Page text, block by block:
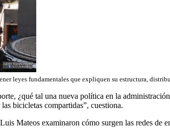
leyes fundamentales que expliquen su estructura,
¿qué tal una nueva política en la
bicicletas compartidas”, cuestiona.
Mateos examinaron cómo surgen las redes de